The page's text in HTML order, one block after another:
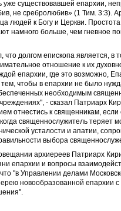
уже существовавшей епархии,
не сребролюбив» (1 Тим. 3:3).
людей к Богу и Церкви.
намного больше, чем гневное
долгом епископа является, в
отношение к их
епархии, где это возможно,
чтобы в епархии не было
необходимым
- сказал Патриарх
отнестись к священникам,
священнослужитель теряет
усталости и апатии,
выбора
архиереев Патриарх
епархии и вопросы
"в Управлении делами
новообразованной епархии